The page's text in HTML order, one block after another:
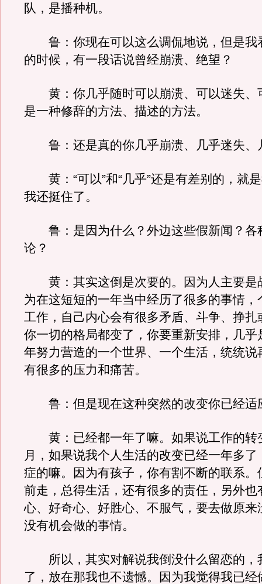
队，是播种机。
鲁：你现在可以这么调侃地说，但是我
的时候，有一段话说曾经崩溃、绝望？
黄：你几乎随时可以崩溃、可以迷失、
是一种修辞的方法、描述的方法。
鲁：还是真的你几乎崩溃、几乎迷失、
黄：“可以”和“几乎”还是有差别的，就
我还挺住了。
鲁：是因为什么？外边这些假新闻？各
论？
黄：其实这倒是次要的。因为人主要是
为在这短短的一年当中经历了很多的事情，
工作，自己内心会有很多矛盾、斗争、挣扎
你一切的格局都变了，你要重新安排，几乎
年努力营造的一个世界、一个生活，统统说
有很多的压力和痛苦。
鲁：但是现在这种突然的改变你已经适
黄：已经都一年了嘛。如果说工作的转
月，如果说我个人生活的改变已经一年多了
症的嘛。因为有孩子，你有割不断的联系。
前走，总得生活，还有很多的责任，另外也
心、好奇心、好胜心、不服气，要去做原来
没有机会做的事情。
所以，其实对解说我倒没什么留恋的，
了，放在那我也不遗憾。因为我觉得我已经